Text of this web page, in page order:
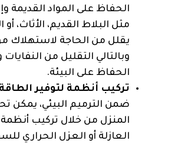
الحفاظ على المواد القديمة
مثل البلاط القديم، الأثاث،
يقلل من الحاجة لاستهلاك
وبالتالي التقليل من
الحفاظ على البيئة.
تركيب أنظمة لتوفير الطاقة
ضمن الترميم البيئي، يمكن
المنزل من خلال تركيب أنظمة
العازلة أو العزل الحراري